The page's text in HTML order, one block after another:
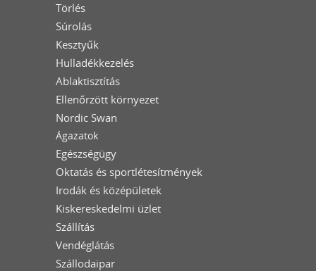
Törlés
Súrolás
Kesztyűk
Hulladékkezelés
Ablaktisztítás
Ellenőrzött környezet
Nordic Swan
Ágazatok
Egészségügy
Oktatás és sportlétesítmények
Irodák és középületek
Kiskereskedelmi üzlet
Szállítás
Vendéglátás
Szállodaipar